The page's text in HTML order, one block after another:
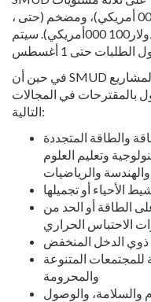
تمويل: سبارك (حتى10 ، دولار000 أمريكي)، ومضخم (حتى ،
دولار50 000أمريكي) ومحول (حتى ، دولار100 000أمريكي). سيتم
في حين أن SMUD ستنظر في مجموعة واسعة من المشاريع
بالمقترحات في المجالات
التالية:
والطاقة المتجددة
وتعليم العلوم
الطاقة أو الحد من
الاحتباس الحراري
ذوي الدخل المنخفض
للمجتمعات المتنوعة
والمحرومة
والسلامة، والوصول